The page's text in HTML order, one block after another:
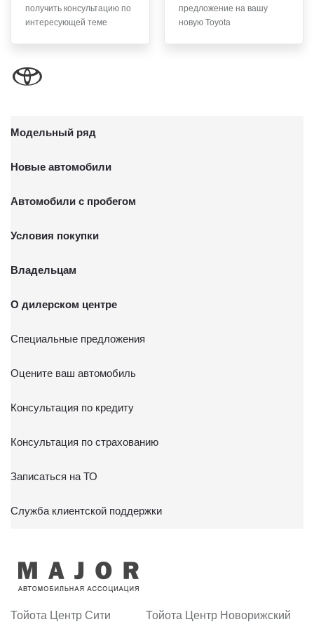
письменного заявления Обществу заказным почтовым
ТПЗ «Алтуфьево», вл. 5, стр. 1.
получить консультацию по
интересующей теме
предложение на вашу
новую Toyota
Модельный ряд
Новые автомобили
Автомобили с пробегом
Условия покупки
Владельцам
О дилерском центре
Специальные предложения
Оцените ваш автомобиль
Консультация по кредиту
Консультация по страхованию
Записаться на ТО
Служба клиентской поддержки
Тойота Центр Сити Тойота Центр Новорижский